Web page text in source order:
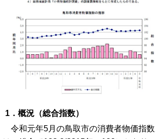
1．概況（総合指数）
令和元年5月の鳥取市の消費者物価指数